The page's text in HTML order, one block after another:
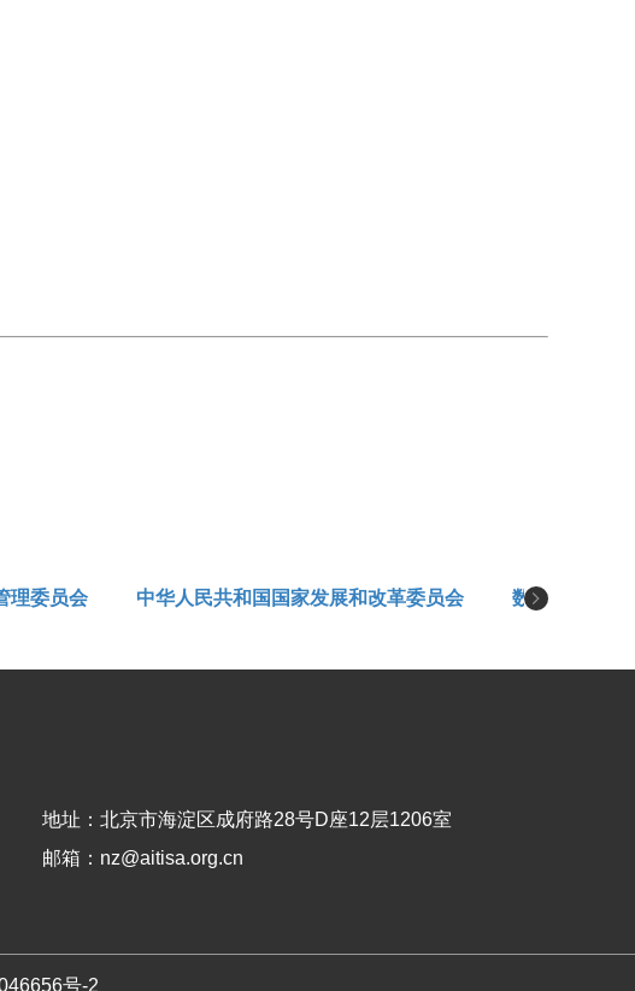
理委员会 中华人民共和国国家发展和改革委员会 数字音视频编
地址： 北京市海淀区成府路28号D座12层1206室
邮箱：nz@aitisa.org.cn
号-2